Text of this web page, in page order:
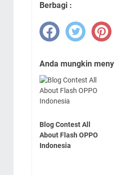
Berbagi :
Anda mungkin
Blog Contest All
About Flash OPPO
Indonesia